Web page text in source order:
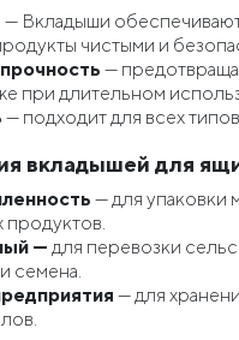
— Вкладыши
чистыми и
—
при длительном
— подходит для всех
вкладышей для
— для упаковки
— для перевозки
семена.
— для